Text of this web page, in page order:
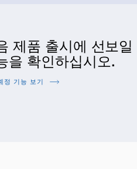
제품 출시에 선보일
을 확인하십시오.
정 기능 보기